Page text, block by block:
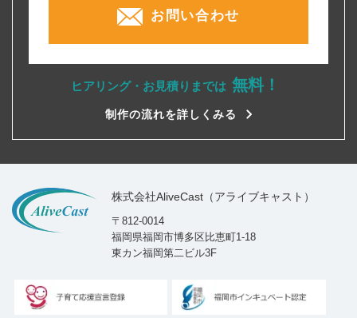
お問い合わせ
ヒアリング・お見積りまでは 無料！
制作の流れを詳しくみる
株式会社AliveCast（アライブキャスト）
〒812-0014
福岡県福岡市博多区比恵町1-18
東カン福岡第二ビル3F